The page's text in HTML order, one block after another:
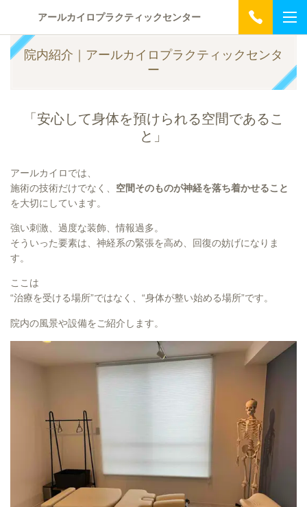
アールカイロプラクティックセンター
院内紹介｜アールカイロプラクティックセンタ
ー
「安心して身体を預けられる空間であるこ
と」
アールカイロでは、
施術の技術だけでなく、 空間そのものが神経を落ち着かせること
を大切にしています。
強い刺激、過度な装飾、情報過多。
そういった要素は、神経系の緊張を高め、回復の妨げになりま
す。
ここは
“治療を受ける場所”ではなく、“身体が整い始める場所”です。
院内の風景や設備をご紹介します。